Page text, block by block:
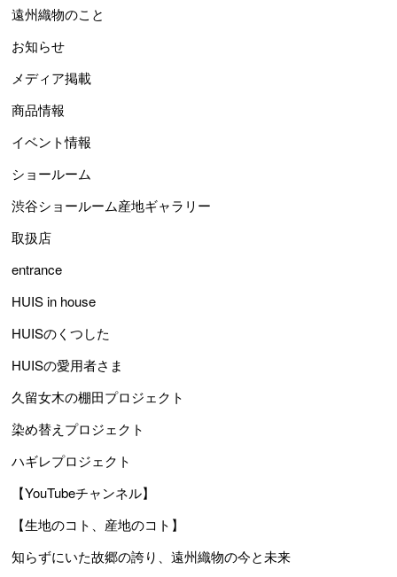
遠州織物のこと
お知らせ
メディア掲載
商品情報
イベント情報
ショールーム
渋谷ショールーム産地ギャラリー
取扱店
entrance
HUIS in house
HUISのくつした
HUISの愛用者さま
久留女木の棚田プロジェクト
染め替えプロジェクト
ハギレプロジェクト
【YouTubeチャンネル】
【生地のコト、産地のコト】
知らずにいた故郷の誇り、遠州織物の今と未来